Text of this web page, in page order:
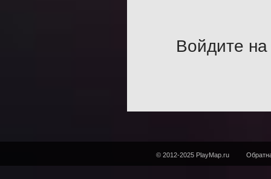
Войдите на
© 2012-2025 PlayMap.ru